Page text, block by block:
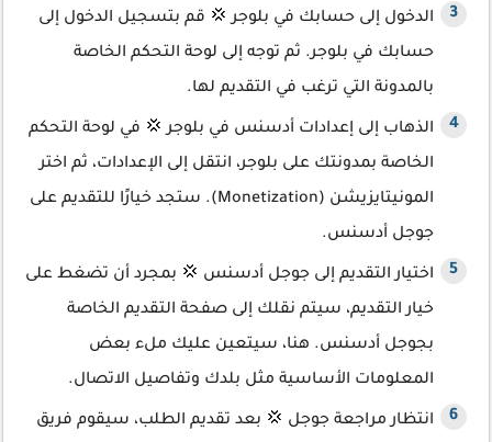
الدخول إلى حسابك في بلوجر 💢 قم بتسجيل الدخول إلى
حسابك في بلوجر. ثم توجه إلى لوحة التحكم الخاصة
بالمدونة التي ترغب في التقديم لها.
الذهاب إلى إعدادات أدسنس في بلوجر 💢 في لوحة التحكم
الخاصة بمدونتك على بلوجر، انتقل إلى الإعدادات، ثم اختر
المونيتايزيشن (Monetization). ستجد خيارًا للتقديم على
جوجل أدسنس.
اختيار التقديم إلى جوجل أدسنس 💢 بمجرد أن تضغط على
خيار التقديم، سيتم نقلك إلى صفحة التقديم الخاصة
بجوجل أدسنس. هنا، سيتعين عليك ملء بعض
المعلومات الأساسية مثل بلدك وتفاصيل الاتصال.
انتظار مراجعة جوجل 💢 بعد تقديم الطلب، سيقوم فريق